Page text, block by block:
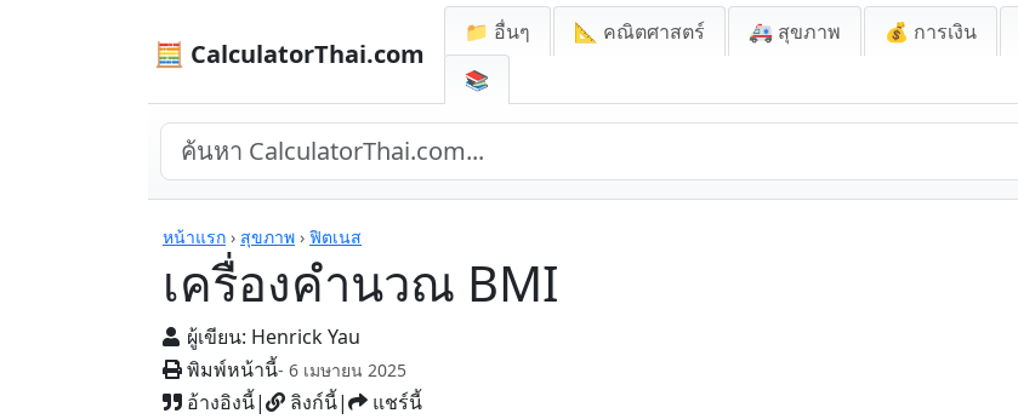
🧮 CalculatorThai.com
📁 อื่นๆ 📐 คณิตศาสตร์ 🚑 สุขภาพ 💰 การเงิน
📚
หน้าแรก › สุขภาพ › ฟิตเนส
เครื่องคำนวณ BMI
ผู้เขียน: Henrick Yau
พิมพ์หน้านี้- 6 เมษายน 2025
อ้างอิงนี้| ลิงก์นี้| แชร์นี้
เครื่องคิดเลข